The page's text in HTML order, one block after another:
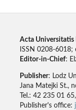
Acta Universitatis
ISSN 0208-
Editor-in-Chief:
Publisher: Lodz
Jana Matejki St.,
Tel.: 42 235 01
Publisher's office: